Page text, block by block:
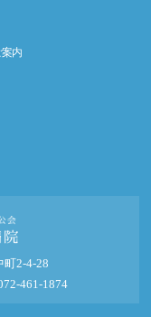
内
町2-4-28
461-1874